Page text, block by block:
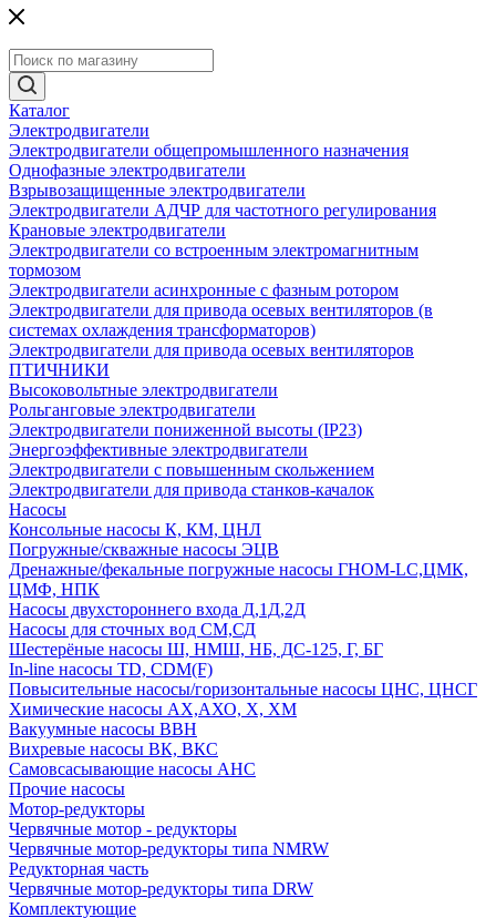
Каталог
Электродвигатели
Электродвигатели общепромышленного назначения
Однофазные электродвигатели
Взрывозащищенные электродвигатели
Электродвигатели АДЧР для частотного регулирования
Крановые электродвигатели
Электродвигатели со встроенным электромагнитным
тормозом
Электродвигатели асинхронные с фазным ротором
Электродвигатели для привода осевых вентиляторов (в
системах охлаждения трансформаторов)
Электродвигатели для привода осевых вентиляторов
ПТИЧНИКИ
Высоковольтные электродвигатели
Рольганговые электродвигатели
Электродвигатели пониженной высоты (IP23)
Энергоэффективные электродвигатели
Электродвигатели с повышенным скольжением
Электродвигатели для привода станков-качалок
Насосы
Консольные насосы К, КМ, ЦНЛ
Погружные/скважные насосы ЭЦВ
Дренажные/фекальные погружные насосы ГНОМ-LC,ЦМК,
ЦМФ, НПК
Насосы двухстороннего входа Д,1Д,2Д
Насосы для сточных вод СМ,СД
Шестерёные насосы Ш, НМШ, НБ, ДС-125, Г, БГ
In-line насосы TD, CDM(F)
Повысительные насосы/горизонтальные насосы ЦНС, ЦНСГ
Химические насосы АХ,АХО, Х, ХМ
Вакуумные насосы ВВН
Вихревые насосы ВК, ВКС
Самовсасывающие насосы АНС
Прочие насосы
Мотор-редукторы
Червячные мотор - редукторы
Червячные мотор-редукторы типа NMRW
Редукторная часть
Червячные мотор-редукторы типа DRW
Комплектующие